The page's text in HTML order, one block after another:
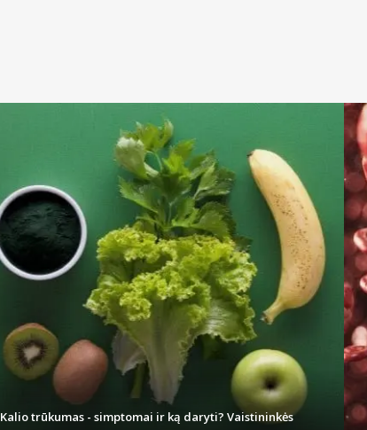
Kalio trūkumas - simptomai ir ką daryti? Vaistininkės